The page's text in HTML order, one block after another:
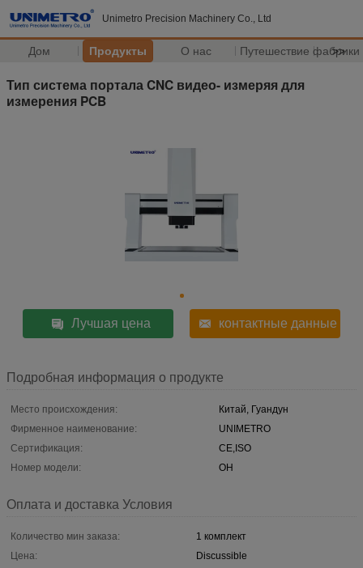
Unimetro Precision Machinery Co., Ltd
Дом Продукты О нас Путешествие фабрики
>>
Тип система портала CNC видео- измеряя для
измерения PCB
Лучшая цена контактные данные
Подробная информация о продукте
Место происхождения:
Китай, Гуандун
Фирменное наименование:
UNIMETRO
Сертификация:
CE,ISO
Номер модели:
ОН
Оплата и доставка Условия
Количество мин заказа:
1 комплект
Цена:
Discussible